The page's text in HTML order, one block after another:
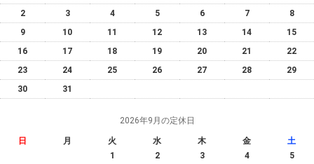
2
3 4 5 6 7
8
9
10 11 12 13 14
15
16
17 18 19 20 21
22
23
24 25 26 27 28
29
30
31
2026年9月の定休日
日 月 火 水 木 金
土
1
2 3 4 5